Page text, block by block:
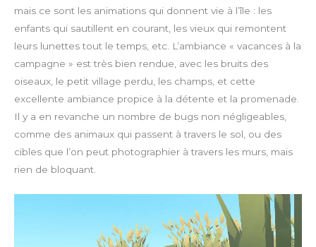
mais ce sont les animations qui donnent vie à l’île : les
enfants qui sautillent en courant, les vieux qui remontent
leurs lunettes tout le temps, etc. L’ambiance « vacances à la
campagne » est très bien rendue, avec les bruits des
oiseaux, le petit village perdu, les champs, et cette
excellente ambiance propice à la détente et la promenade.
Il y a en revanche un nombre de bugs non négligeables,
comme des animaux qui passent à travers le sol, ou des
cibles que l’on peut photographier à travers les murs, mais
rien de bloquant.